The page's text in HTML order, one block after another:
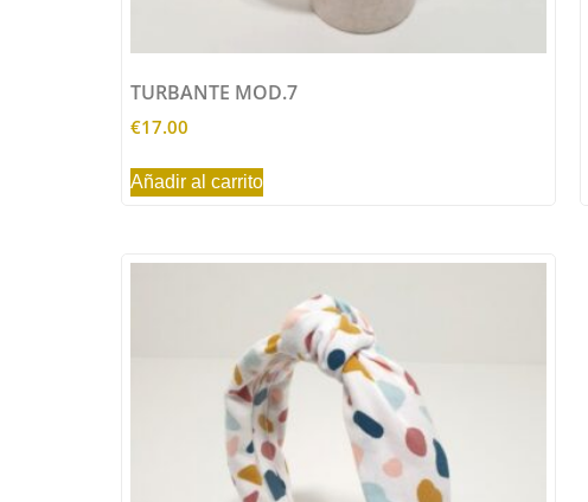
TURBANTE MOD.7
€17.00
Añadir al carrito